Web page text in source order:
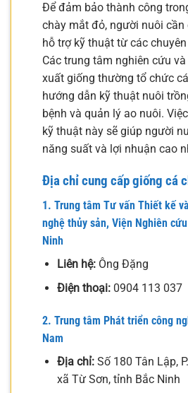
Để đảm bảo thành công
chày mắt đỏ, người nuôi
hỗ trợ kỹ thuật từ các
Các trung tâm nghiên cứu
xuất giống thường tổ chức
hướng dẫn kỹ thuật nuôi
bệnh và quản lý ao nuôi.
kỹ thuật này sẽ giúp người
năng suất và lợi nhuận cao
Địa chỉ cung cấp giống cá
1. Trung tâm Tư vấn Thiết kế
nghệ thủy sản, Viện Nghiên
Ninh
Liên hệ:Ông Đặng
Điện thoại:0904 113 037
2. Trung tâm Phát triển công
Nam
Địa chỉ:Số 180 Tân Lập,
xã Từ Sơn, tỉnh Bắc Ninh